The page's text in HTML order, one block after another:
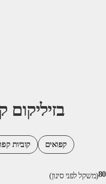
קפואים קוביות קפואות
בזיליקום
סינון)